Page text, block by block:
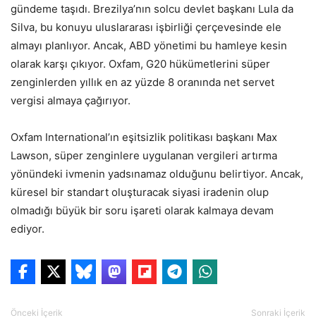
gündeme taşıdı. Brezilya’nın solcu devlet başkanı Lula da
Silva, bu konuyu uluslararası işbirliği çerçevesinde ele
almayı planlıyor. Ancak, ABD yönetimi bu hamleye kesin
olarak karşı çıkıyor. Oxfam, G20 hükümetlerini süper
zenginlerden yıllık en az yüzde 8 oranında net servet
vergisi almaya çağırıyor.
Oxfam International’ın eşitsizlik politikası başkanı Max
Lawson, süper zenginlere uygulanan vergileri artırma
yönündeki ivmenin yadsınamaz olduğunu belirtiyor. Ancak,
küresel bir standart oluşturacak siyasi iradenin olup
olmadığı büyük bir soru işareti olarak kalmaya devam
ediyor.
Önceki İçerik Sonraki İçerik